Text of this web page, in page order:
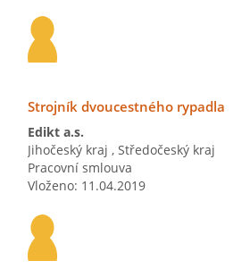
Strojník dvoucestného rypadla
Edikt a.s.
Jihočeský kraj , Středočeský kraj
Pracovní smlouva
Vloženo: 11.04.2019